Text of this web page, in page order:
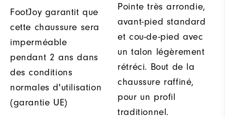
FootJoy garantit que
cette chaussure sera
imperméable
pendant 2 ans dans
des conditions
normales d'utilisation
(garantie UE)
Pointe très arrondie,
avant-pied standard
et cou-de-pied avec
un talon légèrement
rétréci. Bout de la
chaussure raffiné,
pour un profil
traditionnel.